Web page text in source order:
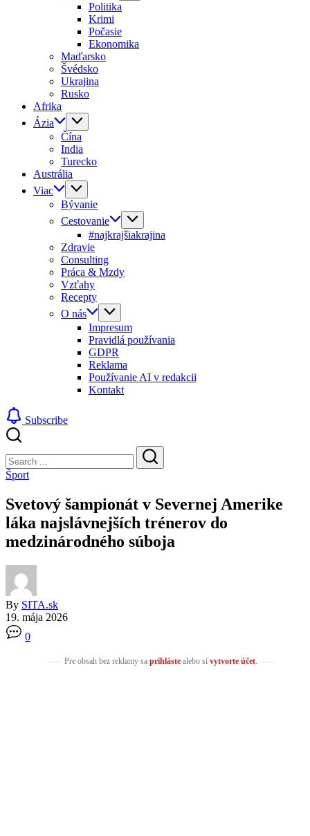
Politika
Krimi
Počasie
Ekonomika
Maďarsko
Švédsko
Ukrajina
Rusko
Afrika
Ázia
Čína
India
Turecko
Austrália
Viac
Bývanie
Cestovanie
#najkrajšiakrajina
Zdravie
Consulting
Práca & Mzdy
Vzťahy
Recepty
O nás
Impresum
Pravidlá používania
GDPR
Reklama
Používanie AI v redakcii
Kontakt
Subscribe
Search
Search
Šport
Svetový šampionát v Severnej Amerike
láka najslávnejších trénerov do
medzinárodného súboja
By SITA.sk
19. mája 2026
0
Pre obsah bez reklamy sa prihlástealebo si vytvorte účet.